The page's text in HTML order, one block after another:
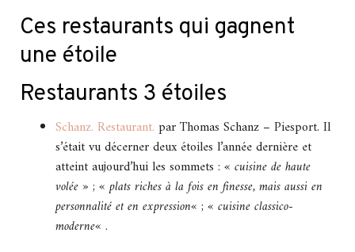
Ces restaurants qui gagnent
une étoile
Restaurants 3 étoiles
Schanz. Restaurant. par Thomas Schanz – Piesport. Il
s’était vu décerner deux étoiles l’année dernière et
atteint aujourd’hui les sommets : « cuisine de haute
volée» ; «plats riches à la fois en finesse, mais aussi en
personnalité et en expression« ; « cuisine classico-
moderne« .